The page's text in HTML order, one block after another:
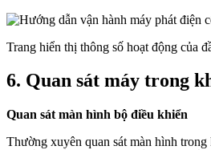
Trang hiển thị thông số hoạt động của
6. Quan sát máy trong
Quan sát màn hình bộ điều khiển
Thường xuyên quan sát màn hình